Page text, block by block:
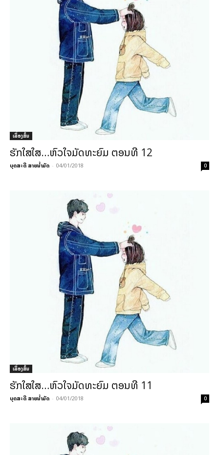
ເລື່ອງສັ້ນ
ຮັກໃສໃສ…ຫົວໃຈມັດທະຍົມ ຕອນທີ 12
ບຸດສະດີ ສາຍນ້ຳມັດ - 04/01/2018 0
ເລື່ອງສັ້ນ
ຮັກໃສໃສ…ຫົວໃຈມັດທະຍົມ ຕອນທີ 11
ບຸດສະດີ ສາຍນ້ຳມັດ - 04/01/2018 0